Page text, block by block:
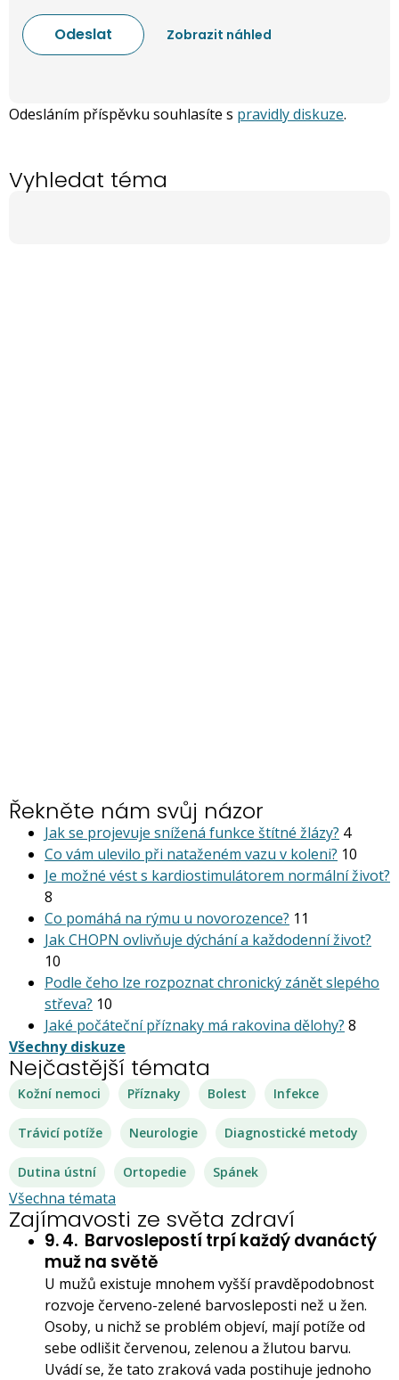
Odesláním příspěvku souhlasíte s pravidly diskuze.
Vyhledat téma
Řekněte nám svůj názor
Jak se projevuje snížená funkce štítné žlázy? 4
Co vám ulevilo při nataženém vazu v koleni? 10
Je možné vést s kardiostimu­látorem normální život?
8
Co pomáhá na rýmu u novorozence? 11
Jak CHOPN ovlivňuje dýchání a každodenní život?
10
Podle čeho lze rozpoznat chronický zánět slepého
střeva? 10
Jaké počáteční příznaky má rakovina dělohy? 8
Všechny diskuze
Nejčastější témata
Kožní nemoci Příznaky Bolest Infekce
Trávicí potíže Neurologie Diagnostické metody
Dutina ústní Ortopedie Spánek
Všechna témata
Zajímavosti ze světa zdraví
9. 4. Barvoslepostí trpí každý dvanáctý
muž na světě
U mužů existuje mnohem vyšší pravděpodobnost
rozvoje červeno-zelené barvosleposti než u žen.
Osoby, u nichž se problém objeví, mají potíže od
sebe odlišit červenou, zelenou a žlutou barvu.
Uvádí se, že tato zraková vada postihuje jednoho